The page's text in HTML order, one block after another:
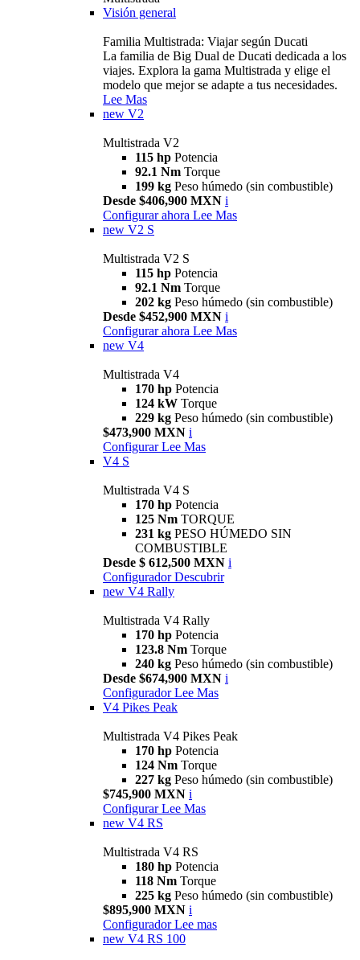
Visión general
Familia Multistrada: Viajar según Ducati
La familia de Big Dual de Ducati dedicada a los
viajes. Explora la gama Multistrada y elige el
modelo que mejor se adapte a tus necesidades.
Lee Mas
new V2
Multistrada V2
115 hp Potencia
92.1 Nm Torque
199 kg Peso húmedo (sin combustible)
Desde $406,900 MXN i
Configurar ahora Lee Mas
new V2 S
Multistrada V2 S
115 hp Potencia
92.1 Nm Torque
202 kg Peso húmedo (sin combustible)
Desde $452,900 MXN i
Configurar ahora Lee Mas
new V4
Multistrada V4
170 hp Potencia
124 kW Torque
229 kg Peso húmedo (sin combustible)
$473,900 MXN i
Configurar Lee Mas
V4 S
Multistrada V4 S
170 hp Potencia
125 Nm TORQUE
231 kg PESO HÚMEDO SIN
COMBUSTIBLE
Desde $ 612,500 MXN i
Configurador Descubrir
new V4 Rally
Multistrada V4 Rally
170 hp Potencia
123.8 Nm Torque
240 kg Peso húmedo (sin combustible)
Desde $674,900 MXN i
Configurador Lee Mas
V4 Pikes Peak
Multistrada V4 Pikes Peak
170 hp Potencia
124 Nm Torque
227 kg Peso húmedo (sin combustible)
$745,900 MXN i
Configurar Lee Mas
new V4 RS
Multistrada V4 RS
180 hp Potencia
118 Nm Torque
225 kg Peso húmedo (sin combustible)
$895,900 MXN i
Configurador Lee mas
new V4 RS 100